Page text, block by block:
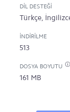
DIL DESTEĞI
Türkçe,
İNDIRILME
513
DOSYA BOYUTU
161 MB